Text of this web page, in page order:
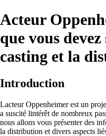
Acteur
que vous
casting et la
Introduction
Lacteur Oppenheimer est un
a suscité lintérêt de nombreux
nous allons vous présenter des
la distribution et divers aspects